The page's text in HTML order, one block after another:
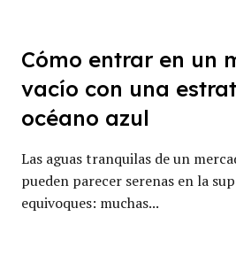
Cómo entrar en un
vacío con una
océano azul
Las aguas tranquilas de un
pueden parecer serenas en la
equivoques: muchas...